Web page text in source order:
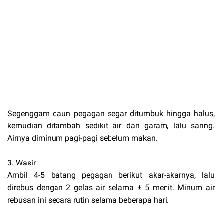
Segenggam daun pegagan segar ditumbuk hingga halus,
kemudian ditambah sedikit air dan garam, lalu saring.
Airnya diminum pagi-pagi sebelum makan.
3. Wasir
Ambil 4-5 batang pegagan berikut akar-akarnya, lalu
direbus dengan 2 gelas air selama ± 5 menit. Minum air
rebusan ini secara rutin selama beberapa hari.